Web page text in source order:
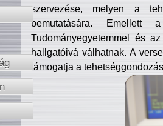
szervezése, melyen a
bemutatására. Emellett
Tudományegyetemmel és
hallgatóivá válhatnak. A
támogatja a